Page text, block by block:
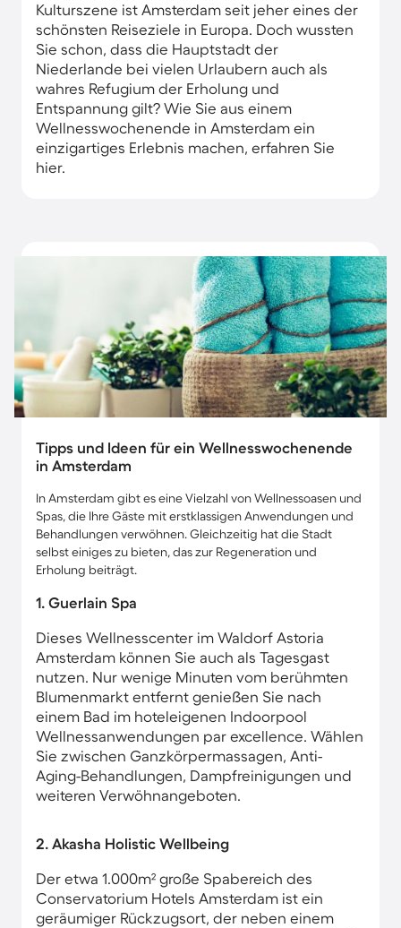
Kulturszene ist Amsterdam seit jeher eines der
schönsten Reiseziele in Europa. Doch wussten
Sie schon, dass die Hauptstadt der
Niederlande bei vielen Urlaubern auch als
wahres Refugium der Erholung und
Entspannung gilt? Wie Sie aus einem
Wellnesswochenende in Amsterdam ein
einzigartiges Erlebnis machen, erfahren Sie
hier.
Tipps und Ideen für ein Wellnesswochenende
in Amsterdam
In Amsterdam gibt es eine Vielzahl von Wellnessoasen und
Spas, die Ihre Gäste mit erstklassigen Anwendungen und
Behandlungen verwöhnen. Gleichzeitig hat die Stadt
selbst einiges zu bieten, das zur Regeneration und
Erholung beiträgt.
1. Guerlain Spa
Dieses Wellnesscenter im Waldorf Astoria
Amsterdam können Sie auch als Tagesgast
nutzen. Nur wenige Minuten vom berühmten
Blumenmarkt entfernt genießen Sie nach
einem Bad im hoteleigenen Indoorpool
Wellnessanwendungen par excellence. Wählen
Sie zwischen Ganzkörpermassagen, Anti-
Aging-Behandlung​en, Dampfreinigungen und
weiteren Verwöhnangeboten.
2. Akasha Holistic Wellbeing
Der etwa 1.000m² große Spabereich des
Conservatorium Hotels Amsterdam ist ein
geräumiger Rückzugsort, der neben einem